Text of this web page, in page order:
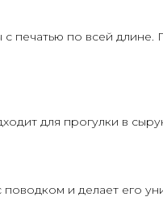
по всей длине.
для прогулки в
и делает его